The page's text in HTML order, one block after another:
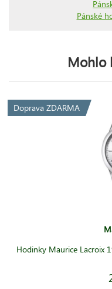
Pánské
Mohlo
Doprava ZDARMA
Hodinky Maurice Lacroix